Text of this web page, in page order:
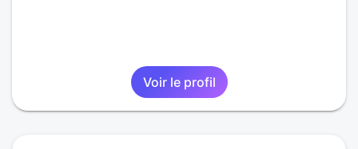
Voir le profil